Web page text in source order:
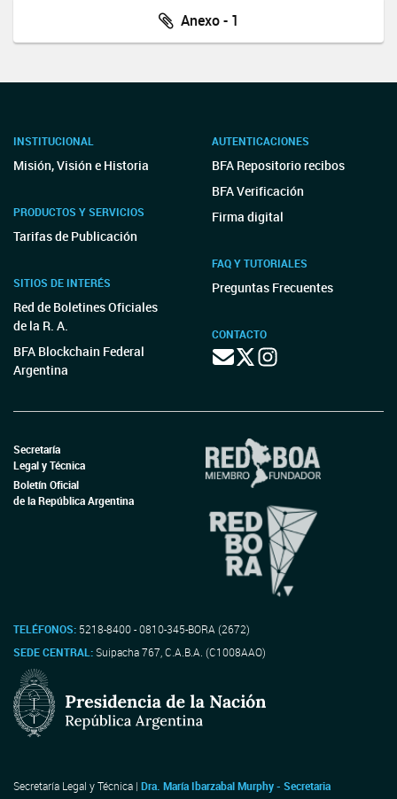
Anexo - 1
INSTITUCIONAL
Misión, Visión e Historia
PRODUCTOS Y SERVICIOS
Tarifas de Publicación
SITIOS DE INTERÉS
Red de Boletines Oficiales
de la R. A.
BFA Blockchain Federal
Argentina
AUTENTICACIONES
BFA Repositorio recibos
BFA Verificación
Firma digital
FAQ Y TUTORIALES
Preguntas Frecuentes
CONTACTO
Secretaría
Legal y Técnica
Boletín Oficial
de la República Argentina
TELÉFONOS: 5218-8400 - 0810-345-BORA (2672)
SEDE CENTRAL:Suipacha 767, C.A.B.A. (C1008AAO)
Secretaría Legal y Técnica | Dra. María Ibarzabal Murphy - Secretaria